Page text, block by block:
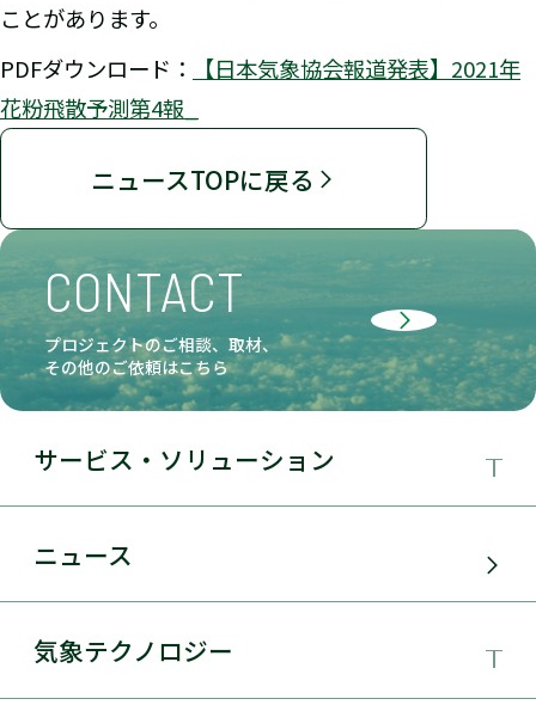
ことがあります。
PDFダウンロード：
【日本気象協会報道発表】2021年
花粉飛散予測第4報_
ニュースTOPに戻る
CONTACT
プロジェクトのご相談、取材、
その他のご依頼はこちら
サービス・ソリューション
サービス・ソリューション
ニュース
気象テクノロジー